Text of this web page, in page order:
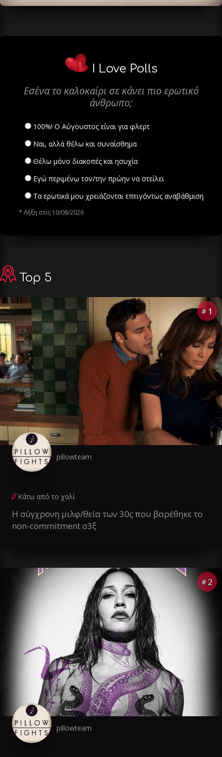
I Love Polls
Εσένα το καλοκαίρι σε κάνει πιο ερωτικό
άνθρωπο;
100%! Ο Αύγουστος είναι για φλερτ
Ναι, αλλά θέλω και συναίσθημα
Θέλω μόνο διακοπές και ησυχία
Εγώ περιμένω τον/την πρώην να στείλει
Τα ερωτικά μου χρειάζονται επειγόντως αναβάθμιση
* Λήξη στις 10/08/2026
Top 5
# 1
pillowteam
Κάτω από το χαλί
Η σύγχρονη μιλφ/θεία των 30ς που βαρέθηκε το
non-commitment σ3ξ
# 2
pillowteam